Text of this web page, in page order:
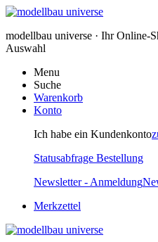
modellbau universe · Ihr Online-
Auswahl
Menu
Suche
Warenkorb
Konto
Ich habe ein Kundenkonto
Statusabfrage Bestellung
Newsletter - Anmeldung
Merkzettel